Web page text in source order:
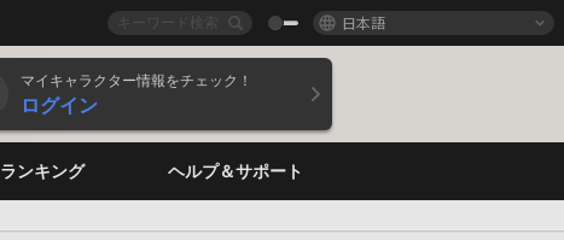
日本語
マイキャラクター情報をチェック！
ログイン
ランキング ヘルプ＆サポート